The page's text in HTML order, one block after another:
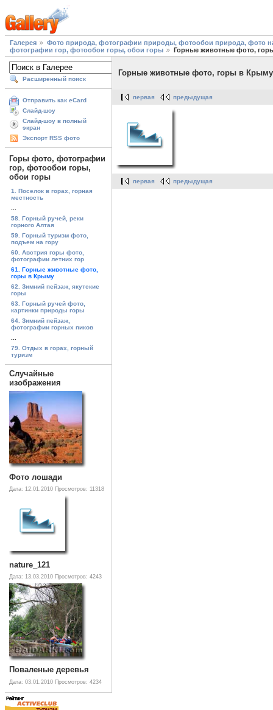
Галерея
Фото природа, фотографии природы, фотообои природа, фото
фотографии гор, фотообои горы, обои горы
Горные животные фото,
Расширенный поиск
Отправить как eCard
Слайд-шоу
Слайд-шоу в полный
экран
Экспорт RSS фото
Горы фото, фотографии
гор, фотообои горы,
обои горы
1. Поселок в горах, горная
местность
58. Горный ручей, реки
горного Алтая
59. Горный туризм фото,
подъем на гору
60. Австрия горы фото,
фотографии летних гор
61. Горные животные фото,
горы в Крыму
62. Зимний пейзаж, якутские
горы
63. Горный ручей фото,
картинки природы горы
64. Зимний пейзаж,
фотографии горных пиков
79. Отдых в горах, горный
туризм
Случайные
изображения
Фото лошади
Дата: 12.01.2010 Просмотров: 11318
nature_121
Дата: 13.03.2010 Просмотров: 4243
Поваленые деревья
Дата: 03.01.2010 Просмотров: 4234
Горные животные фото, горы в Крыму
первая предыдущая
первая предыдущая